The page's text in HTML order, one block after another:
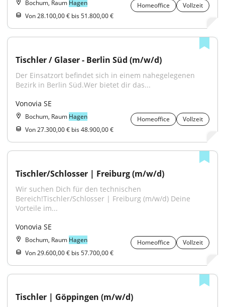
Bochum, Raum Hagen Homeoffice
Vollzeit
Von 28.100,00 € bis 51.800,00 €
Tischler / Glaser - Berlin Süd (m/w/d)
Der Einsatzort befindet sich in einem nahegelegenen
Bezirk in Berlin Süd.Wer bietet dir das...
Vonovia SE
Bochum, Raum Hagen Homeoffice
Vollzeit
Von 27.300,00 € bis 48.900,00 €
Tischler/Schlosser | Freiburg (m/w/d)
Wir suchen Dich für den technischen
Bereich!Tischler/Schlosser | Freiburg (m/w/d) Deine
Vorteile im...
Vonovia SE
Bochum, Raum Hagen Homeoffice
Vollzeit
Von 29.600,00 € bis 57.700,00 €
Tischler | Göppingen (m/w/d)